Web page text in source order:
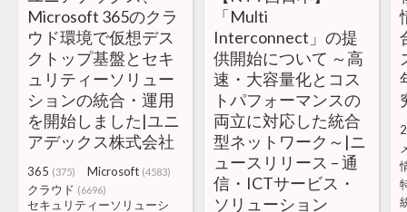
Microsoft 365のクラ
ウド環境で仮想デス
クトップ基盤とセキ
ュリティーソリュー
ションの統合・運用
を開始しました|ユニ
アデックス株式会社
365 (375) Microsoft (4583)
クラウド (6696)
セキュリティーソリューシ
「Multi
Interconnect」の提
供開始について ～高
速・大容量化とコス
トパフォーマンスの
両立に対応した統合
型ネットワーク～|ニ
ュースリリース – 通
信・ICTサービス・
ソリューション